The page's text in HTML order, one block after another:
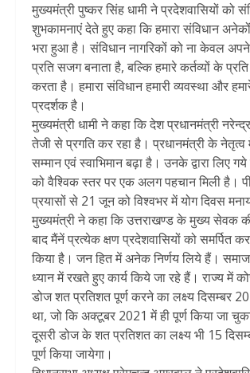
मुख्यमंत्री पुष्कर सिंह धामी ने प्रदेशवासियों को
शुभकामनाएं देते हुए कहा कि हमारा संविधान
भरा हुआ है। संविधान नागरिकों को ना केवल
प्रति सजग बनाता है, बल्कि हमारे कर्तव्यों के
करता है। हमारा संविधान हमारी व्यवस्था और
प्रदर्शक है।
मुख्यमंत्री धामी ने कहा कि देश प्रधानमंत्री
तेजी से प्रगति कर रहा है। प्रधानमंत्री के नेतृत्व
सम्मान एवं स्वाभिमान बढ़ा है। उनके द्वारा लिए गये
को वैश्विक स्तर पर एक अलग पहचान मिली है।
प्रयासों से 21 जून को विश्वभर में योग दिवस
मुख्यमंत्री ने कहा कि उत्तराखण्ड के मुख्य सेवक
बाद मैंनें प्रत्येक क्षण प्रदेशवासियों को समर्पित
किया है। जन हित में अनेक निर्णय लिये हैं। समाज
ध्यान में रखते हुए कार्य किये जा रहे हैं। राज्य में
डोज शत प्रतिशत पूर्ण करने का लक्ष्य दिसम्बर
था, जो कि अक्टूबर 2021 में ही पूर्ण किया जा
दूसरी डोज के शत प्रतिशत का लक्ष्य भी 15
पूर्ण किया जायेगा।